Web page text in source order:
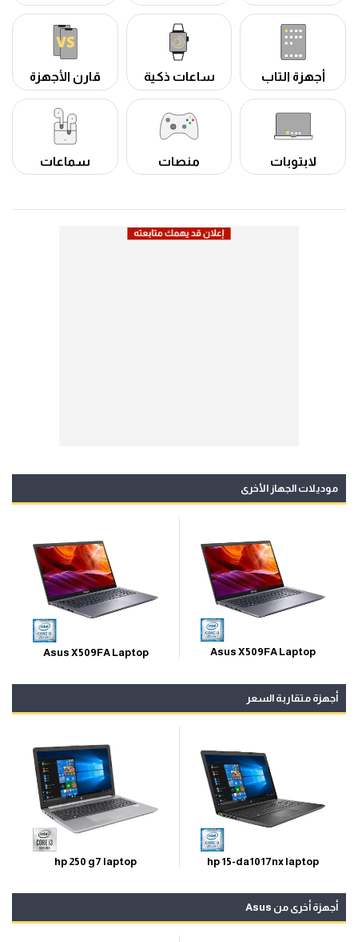
أجهزة التاب ساعات ذكية قارن الأجهزة
لابتوبات منصات سماعات
موديلات الجهاز الأخرى
Asus X509FA Laptop
Asus X509FA Laptop
أجهزة متقاربة السعر
hp 15-da1017nx laptop
hp 250 g7 laptop
أجهزة أخرى من Asus